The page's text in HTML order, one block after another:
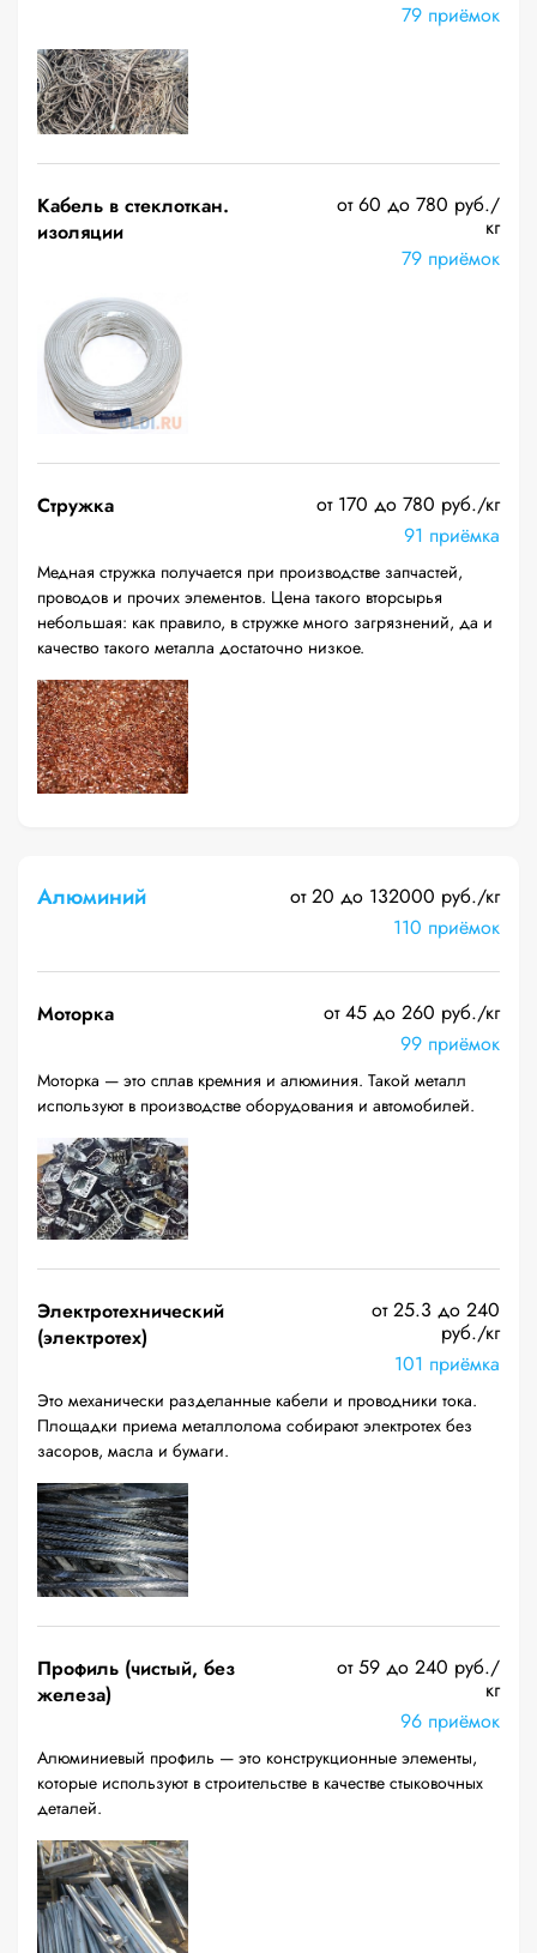
79 приёмок
Кабель в стеклоткан.
изоляции
от 60 до 780 руб./
кг
79 приёмок
Стружка
от 170 до 780 руб./кг
91 приёмка
Медная стружка получается при производстве запчастей,
проводов и прочих элементов. Цена такого вторсырья
небольшая: как правило, в стружке много загрязнений, да и
качество такого металла достаточно низкое.
Алюминий
от 20 до 132000 руб./кг
110 приёмок
Моторка
от 45 до 260 руб./кг
99 приёмок
Моторка — это сплав кремния и алюминия. Такой металл
используют в производстве оборудования и автомобилей.
Электротехнический
(электротех)
от 25.3 до 240
руб./кг
101 приёмка
Это механически разделанные кабели и проводники тока.
Площадки приема металлолома собирают электротех без
засоров, масла и бумаги.
Профиль (чистый, без
железа)
от 59 до 240 руб./
кг
96 приёмок
Алюминиевый профиль — это конструкционные элементы,
которые используют в строительстве в качестве стыковочных
деталей.